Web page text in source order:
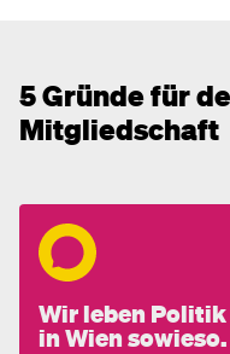
5 Gründe für
Mitgliedschaft
Wir leben
in Wien sowieso.